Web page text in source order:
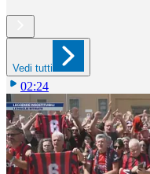
Vedi tutti
02:24